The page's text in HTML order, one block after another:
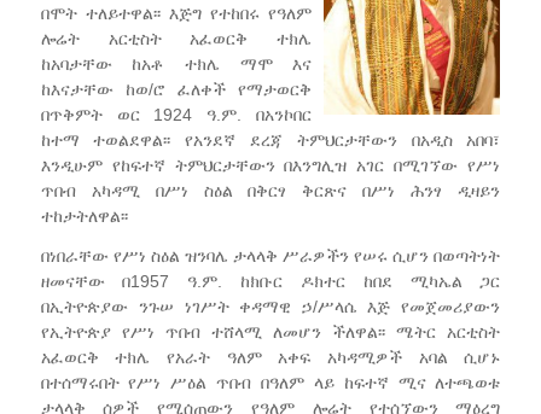
በሞት ተለይተዋል፡፡ እጅግ የተከበሩ የዓለም
ሎሬት አርቲስት አፈወርቅ ተክሌ
ከአባታቸው ከአቶ ተክሌ ማሞ እና
ከእናታቸው ከወ/ሮ ፈለቀች የማታወርቅ
በጥቅምት ወር 1924 ዓ.ም. በአንኮበር
ከተማ ተወልደዋል፡፡ የአንደኛ ደረጃ ትምህርታቸውን በአዲስ አበባ፣
እንዲሁም የከፍተኛ ትምህርታቸውን በእንግሊዝ አገር በሚገኘው የሥነ
ጥበብ አካዳሚ በሥነ ስዕል በቅርፃ ቅርጽና በሥነ ሕንፃ ዲዛይን
ተከታትለዋል፡፡
በነበራቸው የሥነ ስዕል ዝንባሌ ታላላቅ ሥራዎችን የሠሩ ሲሆን በወጣትነት
ዘመናቸው በ1957 ዓ.ም. ከክቡር ዶክተር ከበደ ሚካኤል ጋር
በኢትዮጵያው ንጉሠ ነገሥት ቀዳማዊ ኃ/ሥላሴ እጅ የመጀመሪያውን
የኢትዮጵያ የሥነ ጥበብ ተሸላሚ ለመሆን ችለዋል፡፡ ሜትር አርቲስት
አፈወርቅ ተክሌ የአራት ዓለም አቀፍ አካዳሚዎች አባል ሲሆኑ
በተሰማሩበት የሥነ ሥዕል ጥበብ በዓለም ላይ ከፍተኛ ሚና ለተጫወቱ
ታላላቅ ሰዎች የሚሰጠውን የዓለም ሎሬት የተሰኘውን ማዕረግ